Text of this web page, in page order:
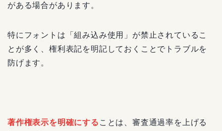
がある場合があります。
特にフォントは「組み込み使用」が禁止されているこ
とが多く、権利表記を明記しておくことでトラブルを
防げます。
著作権表示を明確にする ことは、審査通過率を上げる